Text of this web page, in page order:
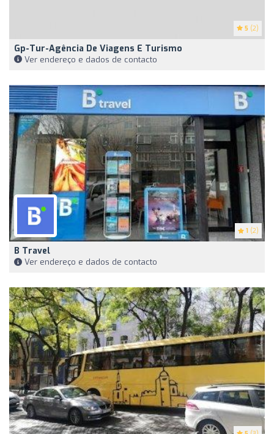
5 (2)
Gp-Tur-Agência De Viagens E Turismo
Ver endereço e dados de contacto
1 (2)
B Travel
Ver endereço e dados de contacto